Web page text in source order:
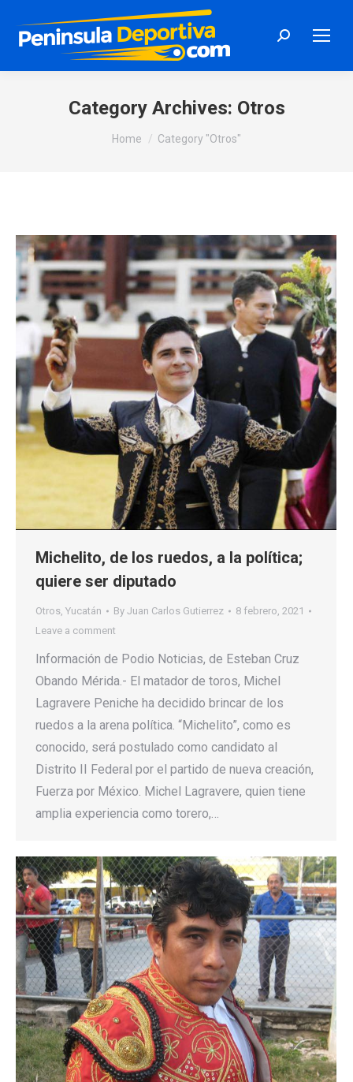
Search:
Category Archives: Otros
You are here:
Home Category "Otros"
Michelito, de los ruedos, a la política;
quiere ser diputado
Otros, Yucatán By Juan Carlos Gutierrez
8 febrero, 2021
Leave a comment
Información de Podio Noticias, de Esteban Cruz
Obando Mérida.- El matador de toros, Michel
Lagravere Peniche ha decidido brincar de los
ruedos a la arena política. “Michelito”, como es
conocido, será postulado como candidato al
Distrito II Federal por el partido de nueva creación,
Fuerza por México. Michel Lagravere, quien tiene
amplia experiencia como torero,…